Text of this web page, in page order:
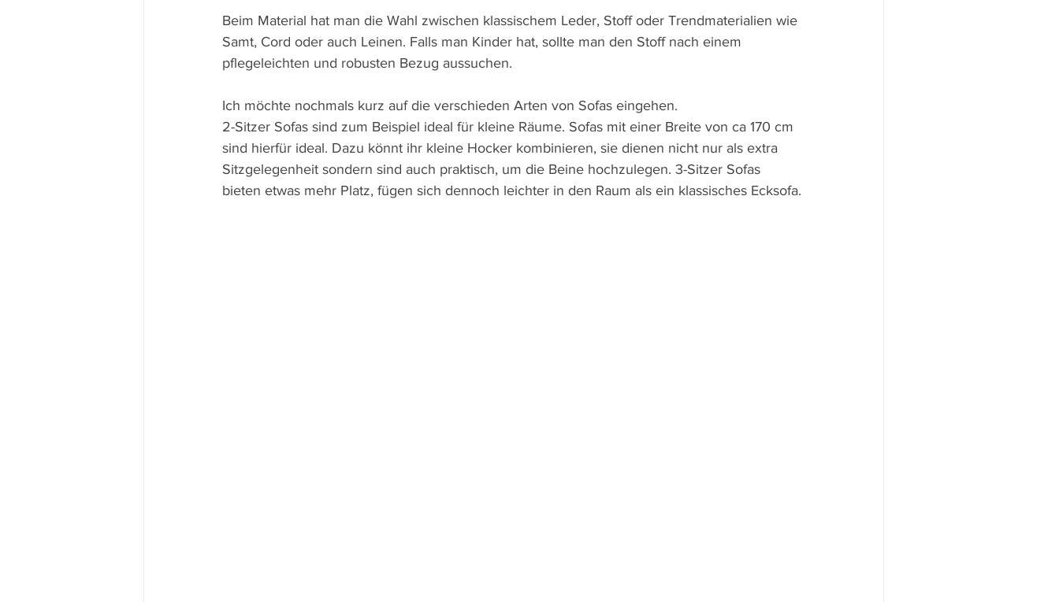
Beim Material hat man die Wahl zwischen klassischem Leder, Stoff oder Trendmaterialien wie
Samt, Cord oder auch Leinen. Falls man Kinder hat, sollte man den Stoff nach einem
pflegeleichten und robusten Bezug aussuchen.
Ich möchte nochmals kurz auf die verschieden Arten von Sofas eingehen.
2-Sitzer Sofas sind zum Beispiel ideal für kleine Räume. Sofas mit einer Breite von ca 170 cm
sind hierfür ideal. Dazu könnt ihr kleine Hocker kombinieren, sie dienen nicht nur als extra
Sitzgelegenheit sondern sind auch praktisch, um die Beine hochzulegen. 3-Sitzer Sofas
bieten etwas mehr Platz, fügen sich dennoch leichter in den Raum als ein klassisches Ecksofa.